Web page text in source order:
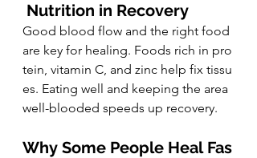
Nutrition in Recovery
Good blood flow and the right food
are key for healing. Foods rich in pro
tein, vitamin C, and zinc help fix tissu
es. Eating well and keeping the area
well-blooded speeds up recovery.
Why Some People Heal Fas